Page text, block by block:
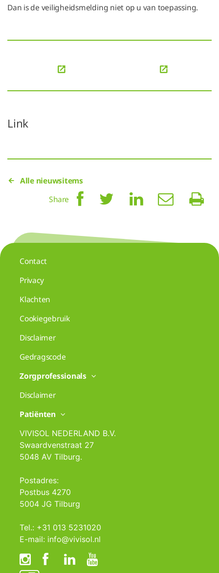
Dan is de veiligheidsmelding niet op u van toepassing.
Link
Alle nieuwsitems
Share
Contact
Privacy
Klachten
Cookiegebruik
Disclaimer
Gedragscode
Zorgprofessionals
Disclaimer
Patiënten
VIVISOL NEDERLAND B.V.
Swaardvenstraat 27
5048 AV Tilburg.
Postadres:
Postbus 4270
5004 JG Tilburg
Tel.: +31 013 5231020
E-mail: info@vivisol.nl